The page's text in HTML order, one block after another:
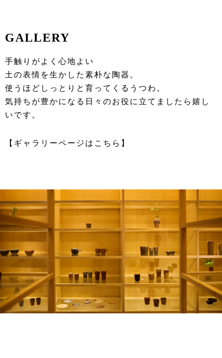
GALLERY
手触りがよく心地よい
土の表情を生かした素朴な陶器。
使うほどしっとりと育ってくるうつわ。
気持ちが豊かになる日々のお役に立てましたら嬉し
いです。
【ギャラリーページはこちら】